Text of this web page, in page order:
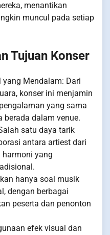
menantikan
muncul pada setiap
Tujuan Konser
Mendalam: Dari
konser ini menjamin
yang sama
berada dalam venue.
satu daya tarik
antara artiest dari
harmoni yang
hanya soal musik
dengan berbagai
peserta dan penonton
efek visual dan